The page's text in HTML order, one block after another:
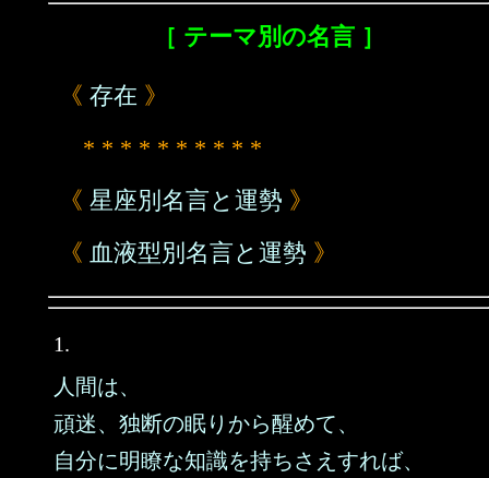
［ テーマ別の名言 ］
《 存在 》
* * * * * * * * * *
《 星座別名言と運勢 》
《 血液型別名言と運勢 》
1.
人間は、
頑迷、独断の眠りから醒めて、
自分に明瞭な知識を持ちさえすれば、